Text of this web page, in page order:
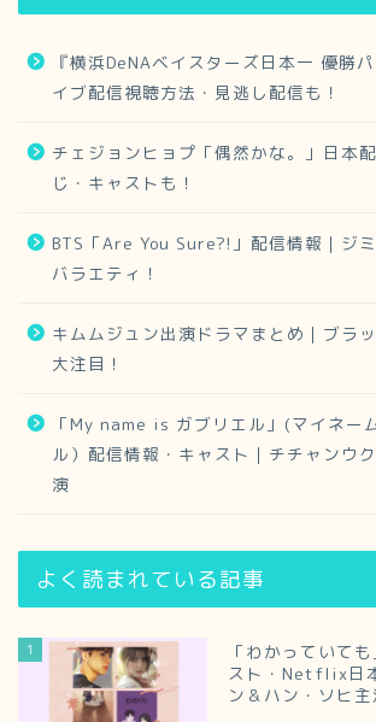
『横浜DeNAベイスターズ日本一 優勝
イブ配信視聴方法・見逃し配信も！
チェジョンヒョプ「偶然かな。」日本
じ・キャストも！
BTS「Are You Sure?!」配信情報｜ジ
バラエティ！
キムムジュン出演ドラマまとめ｜ブラ
大注目！
「My name is ガブリエル」(マイネー
ル）配信情報・キャスト｜チチャンウ
演
よく読まれている記事
1
「わかっていて
スト・Netflix日
ン＆ハン・ソヒ主